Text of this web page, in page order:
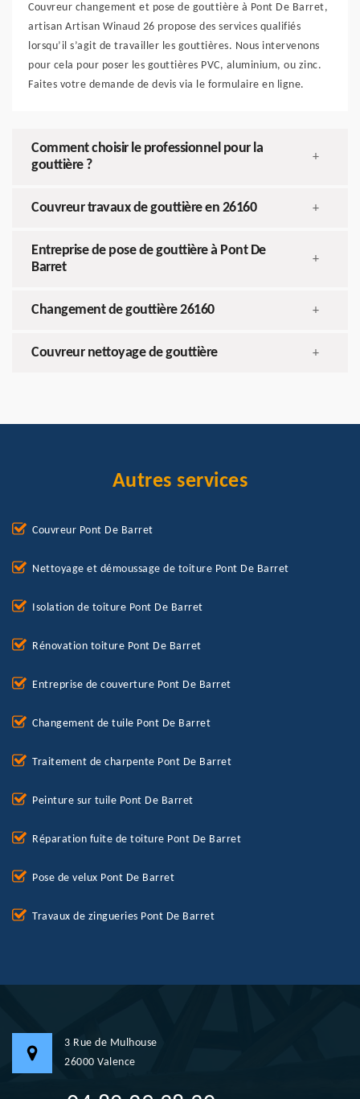
Couvreur changement et pose de gouttière à Pont De Barret,
artisan Artisan Winaud 26 propose des services qualifiés
lorsqu’il s’agit de travailler les gouttières. Nous intervenons
pour cela pour poser les gouttières PVC, aluminium, ou zinc.
Faites votre demande de devis via le formulaire en ligne.
Comment choisir le professionnel pour la
gouttière ?
+
Couvreur travaux de gouttière en 26160 +
Entreprise de pose de gouttière à Pont De
Barret
+
Changement de gouttière 26160 +
Couvreur nettoyage de gouttière +
Autres services
Couvreur Pont De Barret
Nettoyage et démoussage de toiture Pont De Barret
Isolation de toiture Pont De Barret
Rénovation toiture Pont De Barret
Entreprise de couverture Pont De Barret
Changement de tuile Pont De Barret
Traitement de charpente Pont De Barret
Peinture sur tuile Pont De Barret
Réparation fuite de toiture Pont De Barret
Pose de velux Pont De Barret
Travaux de zingueries Pont De Barret
3 Rue de Mulhouse
26000 Valence